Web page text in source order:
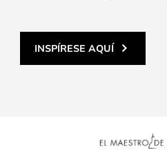
INSPÍRESE AQUÍ